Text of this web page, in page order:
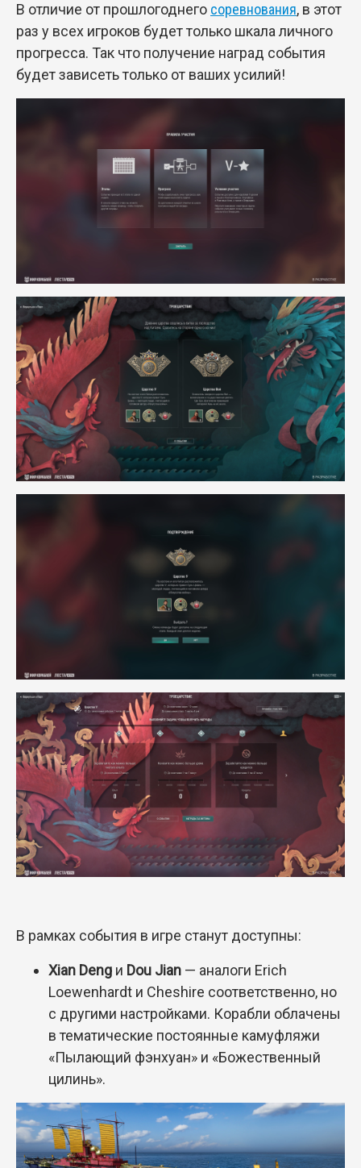
В отличие от прошлогоднего соревнования, в этот
раз у всех игроков будет только шкала личного
прогресса. Так что получение наград события
будет зависеть только от ваших усилий!
В рамках события в игре станут доступны:
Xian Deng и Dou Jian — аналоги Erich
Loewenhardt и Cheshire соответственно, но
с другими настройками. Корабли облачены
в тематические постоянные камуфляжи
«Пылающий фэнхуан» и «Божественный
цилинь».